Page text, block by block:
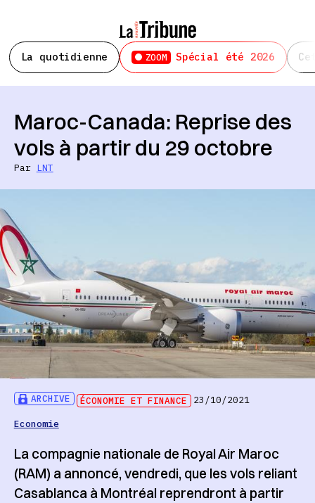
La quotidienne ZOOM Spécial été 2026
ARCHIVE ÉCONOMIE ET FINANCE
23/10/2021
Economie
Maroc-Canada: Reprise des
vols à partir du 29 octobre
Par LNT
La compagnie nationale de Royal Air Maroc
(RAM) a annoncé, vendredi, que les vols reliant
Casablanca à Montréal reprendront à partir